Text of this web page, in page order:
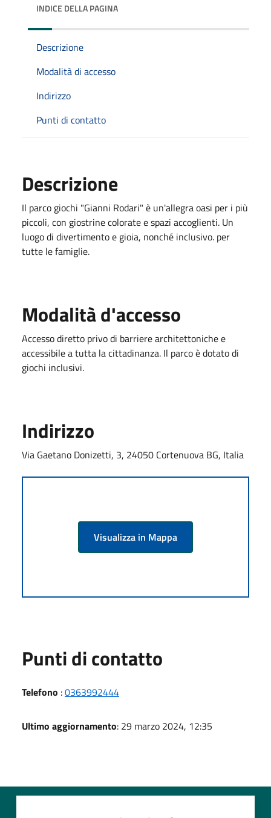
INDICE DELLA PAGINA
Descrizione
Modalità di accesso
Indirizzo
Punti di contatto
Descrizione
Il parco giochi "Gianni Rodari" è un'allegra oasi per i più
piccoli, con giostrine colorate e spazi accoglienti. Un
luogo di divertimento e gioia, nonché inclusivo. per
tutte le famiglie.
Modalità d'accesso
Accesso diretto privo di barriere architettoniche e
accessibile a tutta la cittadinanza. Il parco è dotato di
giochi inclusivi.
Indirizzo
Via Gaetano Donizetti, 3, 24050 Cortenuova BG, Italia
Visualizza in Mappa
Punti di contatto
Telefono :0363992444
Ultimo aggiornamento: 29 marzo 2024, 12:35